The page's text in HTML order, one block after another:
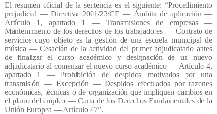
El resumen oficial de la sentencia es el siguiente: “Procedimiento
prejudicial — Directiva 2001/23/CE — Ámbito de aplicación —
Artículo 1, apartado 1 — Transmisiones de empresas —
Mantenimiento de los derechos de los trabajadores — Contrato de
servicios cuyo objeto es la gestión de una escuela municipal de
música — Cesación de la actividad del primer adjudicatario antes
de finalizar el curso académico y designación de un nuevo
adjudicatario al comenzar el nuevo curso académico — Artículo 4,
apartado 1 — Prohibición de despidos motivados por una
transmisión — Excepción — Despidos efectuados por razones
económicas, técnicas o de organización que impliquen cambios en
el plano del empleo — Carta de los Derechos Fundamentales de la
Unión Europea — Artículo 47”.